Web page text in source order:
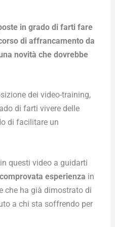
in grado di farti fare
di affrancamento da
novità che dovrebbe
dei video-training,
di farti vivere delle
di facilitare un
questi video a guidarti
esperienza in
che ha già dimostrato di
a chi sta soffrendo per